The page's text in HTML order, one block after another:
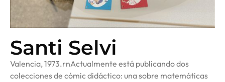
Santi Selvi
Valencia, 1973.rnActualmente está publicando dos
colecciones de cómic didáctico: una sobre matemáticas